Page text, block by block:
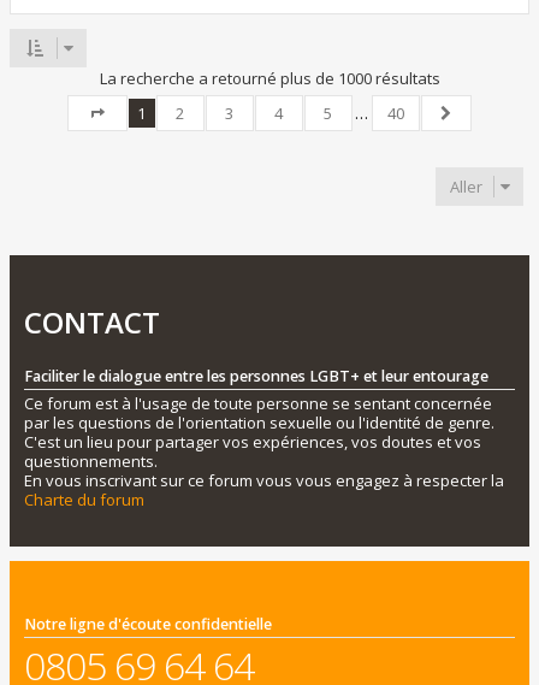
La recherche a retourné plus de 1000 résultats
Page sur40
1 2 3 4 5 …
40
Suivant
Aller
CONTACT
Faciliter le dialogue entre les personnes LGBT+ et leur entourage
Ce forum est à l'usage de toute personne se sentant concernée
par les questions de l'orientation sexuelle ou l'identité de genre.
C'est un lieu pour partager vos expériences, vos doutes et vos
questionnements.
En vous inscrivant sur ce forum vous vous engagez à respecter la
Charte du forum
Notre ligne d'écoute confidentielle
0805 69 64 64